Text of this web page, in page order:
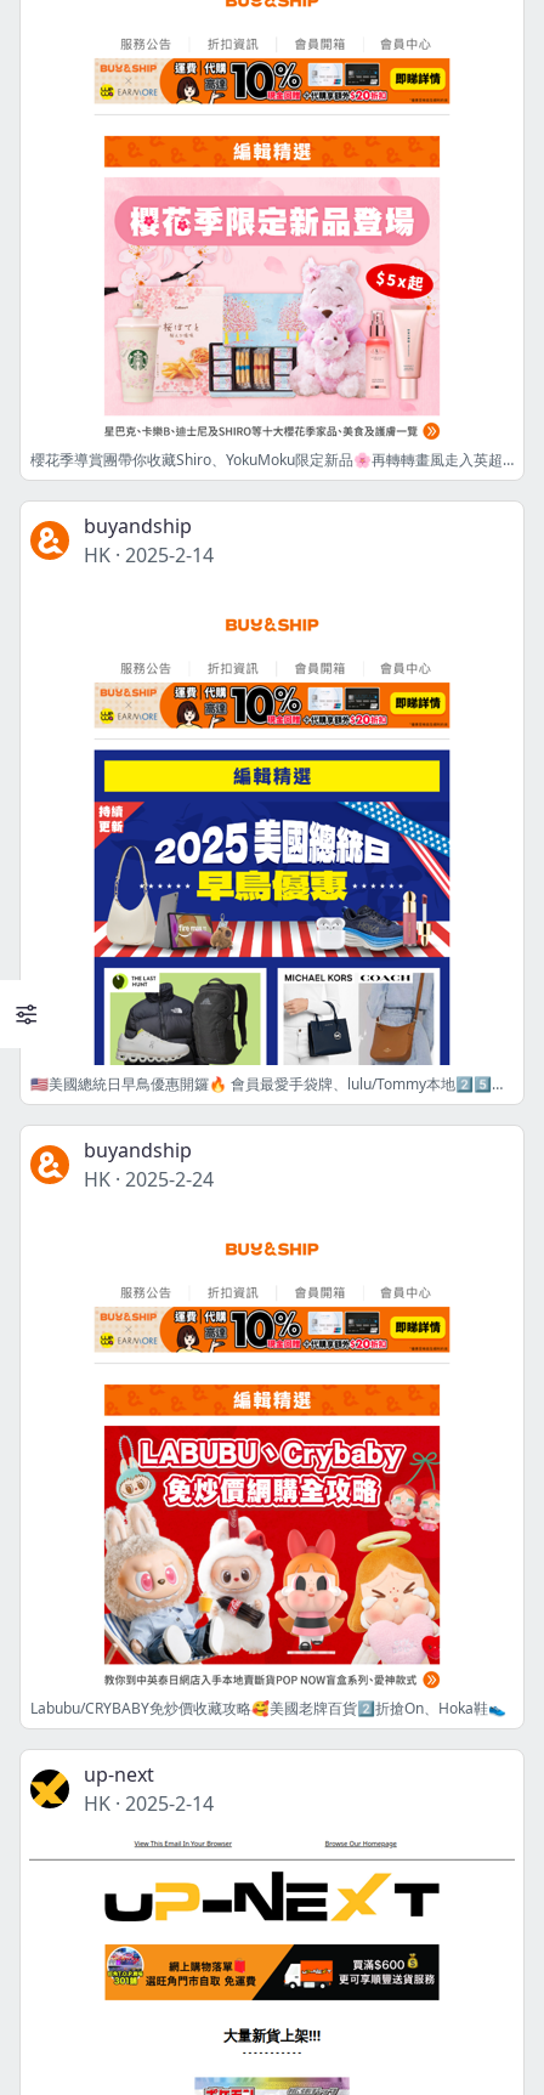
櫻花季導賞團帶你收藏Shiro、YokuMoku限定新品🌸再轉轉畫風走入英超、歐聯足球世界⚽️
buyandship
HK · 2025-2-14
🇺🇸美國總統日早鳥優惠開鑼🔥 會員最愛手袋牌、lulu/Tommy本地2️⃣5️⃣折起，各大電商再加碼🫨
buyandship
HK · 2025-2-24
Labubu/CRYBABY免炒價收藏攻略🥰美國老牌百貨2️⃣折搶On、Hoka鞋👟
up-next
HK · 2025-2-14